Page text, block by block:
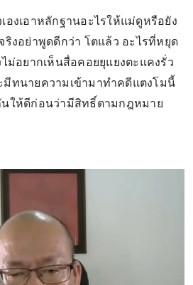
องเอาหลักฐานอะไรให้แม่ดูหรือยัง
ริงอย่าพูดดีกว่า โตแล้ว อะไรที่หยุด
ม่อยากเห็นสื่อคอยยุแยงตะแคงรั่ว
มีทนายความเข้ามาทำคดีแตงโมนี้
นให้ดีก่อนว่ามีสิทธิ์ตามกฎหมาย